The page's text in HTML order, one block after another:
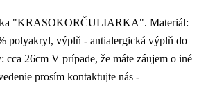
"KRASOKORČULIARKA". Materiál:
polyakryl, výplň - antialergická výplň do
26cm V prípade, že máte záujem o iné
prosím kontaktujte nás -